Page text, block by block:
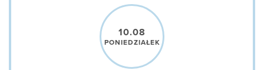
10.08
PONIEDZIAŁEK